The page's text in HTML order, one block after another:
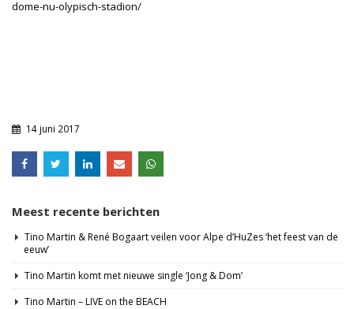
dome-nu-olypisch-stadion/
14 juni 2017
Meest recente berichten
Tino Martin & René Bogaart veilen voor Alpe d’HuZes ‘het feest van de
eeuw’
Tino Martin komt met nieuwe single ‘Jong & Dom’
Tino Martin – LIVE on the BEACH